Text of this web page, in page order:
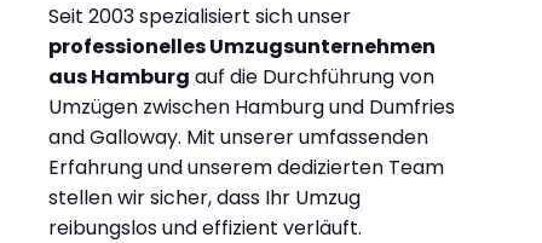
Seit 2003 spezialisiert sich unser
professionelles Umzugsunternehmen
aus Hamburg auf die Durchführung von
Umzügen zwischen Hamburg und Dumfries
and Galloway. Mit unserer umfassenden
Erfahrung und unserem dedizierten Team
stellen wir sicher, dass Ihr Umzug
reibungslos und effizient verläuft.